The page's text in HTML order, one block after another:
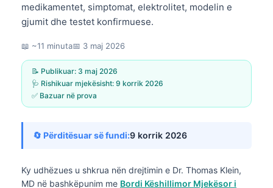
medikamentet, simptomat, elektrolitet, modelin e
gjumit dhe testet konfirmuese.
📖 ~11 minuta📅 3 maj 2026
📝 Publikuar: 3 maj 2026
🩺 Rishikuar mjekësisht: 9 korrik 2026
✅ Bazuar në prova
🔄 Përditësuar së fundi:9 korrik 2026
Ky udhëzues u shkrua nën drejtimin e Dr. Thomas Klein,
MD në bashkëpunim me Bordi Këshillimor Mjekësor i